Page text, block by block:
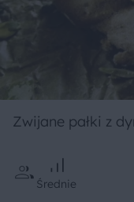
Zwijane pałki z
Średnie